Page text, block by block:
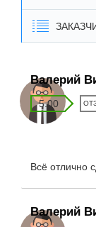
Валерий
5.00
Всё отлично
Валерий